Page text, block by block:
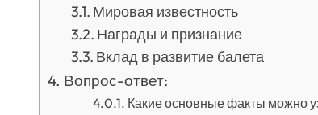
Мировая известность
Награды и признание
Вклад в развитие балета
Вопрос-ответ:
Какие основные факты можно